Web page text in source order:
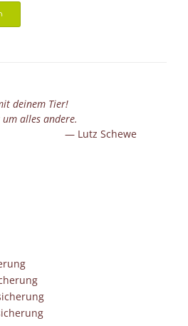
deinem Tier!
alles andere.
Lutz Schewe